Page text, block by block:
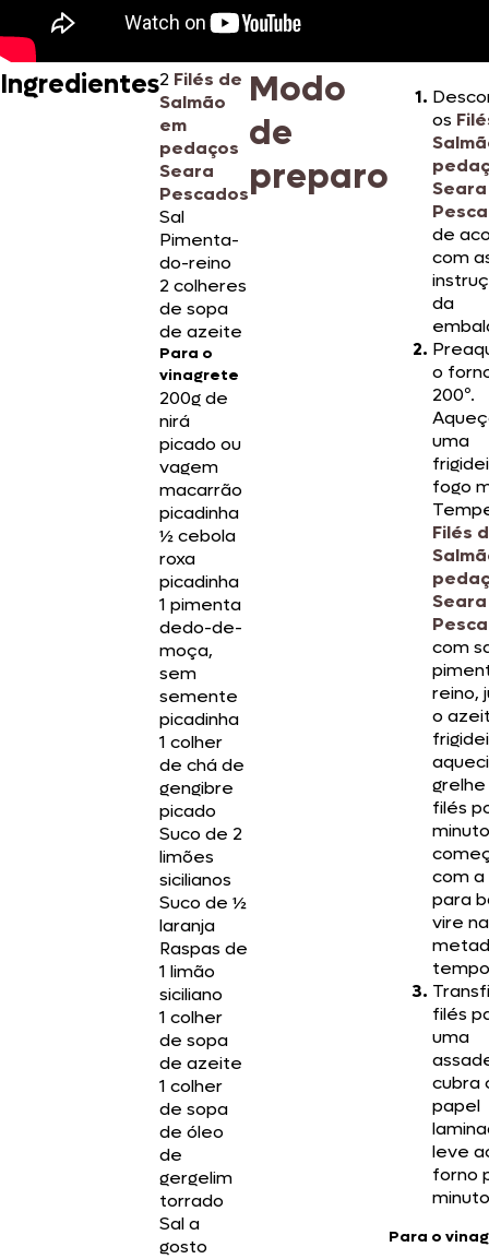
Ingredientes2 Filés de
Salmão
em
pedaços
Seara
Pescados
Sal
Pimenta-
do-reino
2 colheres
de sopa
de azeite
Para o
vinagrete
200g de
nirá
picado ou
vagem
macarrão
picadinha
½ cebola
roxa
picadinha
1 pimenta
dedo-de-
moça,
sem
semente
picadinha
1 colher
de chá de
gengibre
picado
Suco de 2
limões
sicilianos
Suco de ½
laranja
Raspas de
1 limão
siciliano
1 colher
de sopa
de azeite
1 colher
de sopa
de óleo
de
gergelim
torrado
Sal a
gosto
Modo
de
preparo
os
Seara
de
com
da
o
200º.
uma
fogo
Filés
Seara
com
reino,
o
grelhe
filés
com
para
vire na
filés
uma
cubra
papel
leve
forno
Para o